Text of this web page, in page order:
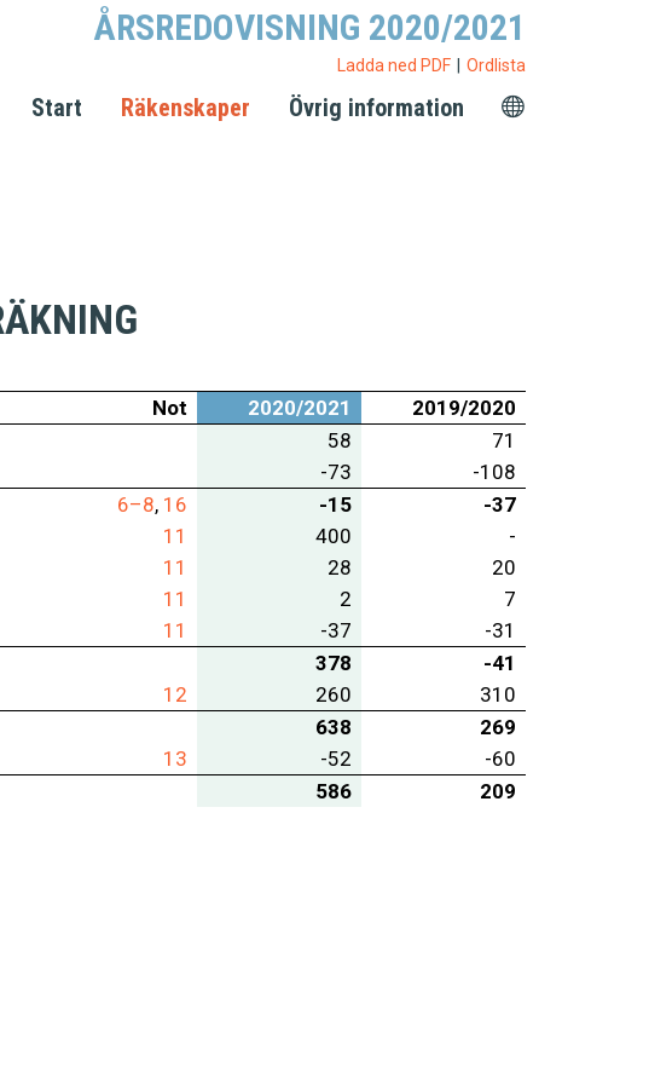
ÅRSREDOVISNING 2020/2021
Ladda ned PDF Ordlista
Start Räkenskaper Övrig information
Not 2020/2021
2019/2020
58
71
-73
-108
6–8, 16 -15
-37
11 400
-
11 28
20
11 2
7
11 -37
-31
378
-41
12 260
310
638
269
13 -52
-60
586 209